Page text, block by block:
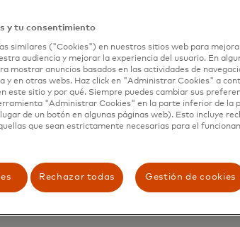
y tu consentimiento
similares ("Cookies") en nuestros sitios web para
audiencia y mejorar la experiencia del usuario. En
mostrar anuncios basados ​​en las actividades de
y en otras webs. Haz click en "Administrar Cookies" a
este sitio y por qué. Siempre puedes cambiar sus
"Administrar Cookies" en la parte inferior de la
de un botón en algunas páginas web). Esto incluye
que sean estrictamente necesarias para el
Rechazar todas Gestión de cookies